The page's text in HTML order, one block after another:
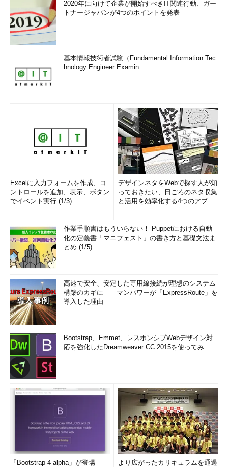
2020年に向けて企業が開始すべきIT関連行動、ガー
トナージャパンが4つのポイントを発表
基本情報技術者試験（Fundamental Information Tec
hnology Engineer Examin...
Excelに入力フォームを作成、コ
ントロールを追加、表示、ボタン
でイベント実行 (1/3)
デザインネタをWebで探す人が知
っておきたい、日ごろのネタ収集
と活用を効率化する4つのアプリ
作業手順書はもういらない！ Puppetにおける自動
化の定義書「マニフェスト」の書き方と基礎文法ま
とめ (1/5)
高速で安全、安定した専用線接続が理想のシステム
構築のカギに――マンパワーが「ExpressRoute」を
導入した理由
Bootstrap、Emmet、レスポンシブWebデザイン対
応を強化したDreamweaver CC 2015を使ってみ...
「Bootstrap 4 alpha」が登場
より広がったカリキュラムを通過